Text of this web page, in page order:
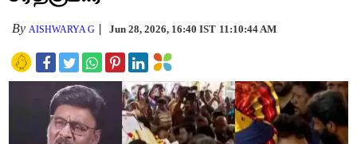
By AISHWARYA G Jun 28, 2026, 16:40 IST 11:10:44 AM